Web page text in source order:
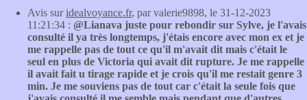
Avis suridealvoyance.fr, par valerie9898, le 31-12-2023
11:21:34 : @Lianava juste pour rebondir sur Sylve, je l'avais
consulté il ya très longtemps, j'étais encore avec mon ex et je
me rappelle pas de tout ce qu'il m'avait dit mais c'était le
seul en plus de Victoria qui avait dit rupture. Je me rappelle
il avait fait u tirage rapide et je crois qu'il me restait genre 3
min. Je me souviens pas de tout car c'était la seule fois que